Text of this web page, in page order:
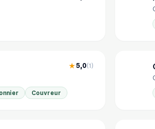
★5,0(1)
Couvreur